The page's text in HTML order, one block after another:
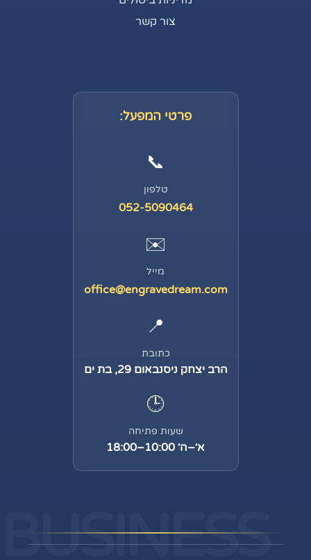
BUSINESS
צור קשר
פרטי המפעל:
📞
טלפון
052-5090464
✉️
מייל
office@engravedream.com
📍
כתובת
הרב יצחק ניסנבאום 29, בת ים
🕒
שעות פתיחה
א׳–ה׳ 10:00–18:00